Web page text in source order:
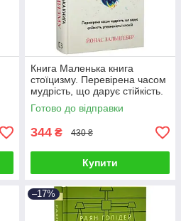
Книга Маленька книга
стоїцизму. Перевірена часом
мудрість, що дарує стійкість.
Йонас Зальцґебер
Готово до відправки
344 ₴ 430 ₴
Купити
–17%